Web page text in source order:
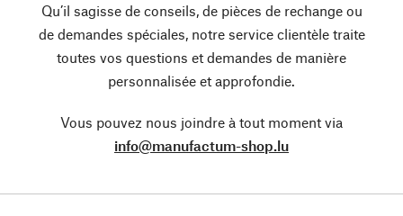
Qu’il sagisse de conseils, de pièces de rechange ou
de demandes spéciales, notre service clientèle traite
toutes vos questions et demandes de manière
personnalisée et approfondie.
Vous pouvez nous joindre à tout moment via
info@manufactum-shop.lu